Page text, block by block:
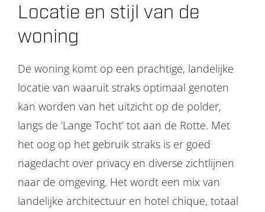
Locatie en stijl van de
woning
De woning komt op een prachtige, landelijke
locatie van waaruit straks optimaal genoten
kan worden van het uitzicht op de polder,
langs de ‘Lange Tocht’ tot aan de Rotte. Met
het oog op het gebruik straks is er goed
nagedacht over privacy en diverse zichtlijnen
naar de omgeving. Het wordt een mix van
landelijke architectuur en hotel chique, totaal